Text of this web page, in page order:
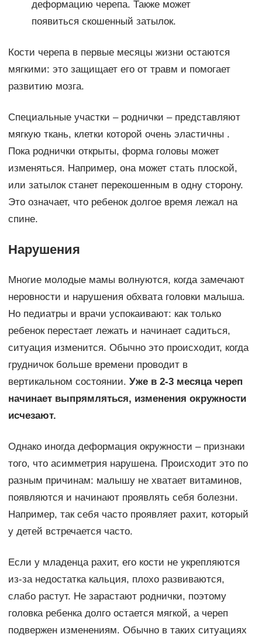
деформацию черепа. Также может
появиться скошенный затылок.
Кости черепа в первые месяцы жизни остаются
мягкими: это защищает его от травм и помогает
развитию мозга.
Специальные участки – роднички – представляют
мягкую ткань, клетки которой очень эластичны .
Пока роднички открыты, форма головы может
изменяться. Например, она может стать плоской,
или затылок станет перекошенным в одну сторону.
Это означает, что ребенок долгое время лежал на
спине.
Нарушения
Многие молодые мамы волнуются, когда замечают
неровности и нарушения обхвата головки малыша.
Но педиатры и врачи успокаивают: как только
ребенок перестает лежать и начинает садиться,
ситуация изменится. Обычно это происходит, когда
грудничок больше времени проводит в
вертикальном состоянии. Уже в 2-3 месяца череп
начинает выпрямляться, изменения окружности
исчезают.
Однако иногда деформация окружности – признаки
того, что асимметрия нарушена. Происходит это по
разным причинам: малышу не хватает витаминов,
появляются и начинают проявлять себя болезни.
Например, так себя часто проявляет рахит, который
у детей встречается часто.
Если у младенца рахит, его кости не укрепляются
из-за недостатка кальция, плохо развиваются,
слабо растут. Не зарастают роднички, поэтому
головка ребенка долго остается мягкой, а череп
подвержен изменениям. Обычно в таких ситуациях